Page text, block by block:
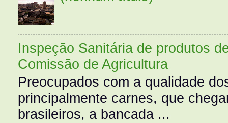
Inspeção Sanitária de produtos
Comissão de Agricultura
Preocupados com a qualidade
principalmente carnes, que
brasileiros, a bancada ...